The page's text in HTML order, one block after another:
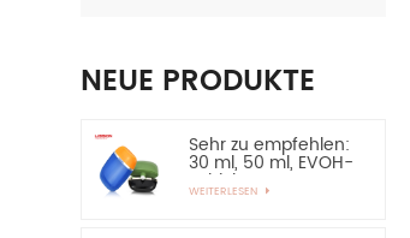
NEUE PRODUKTE
Sehr zu empfehlen:
30 ml, 50 ml, EVOH-
Schicht, HDPE-
Flasche, ovale
WEITERLESEN